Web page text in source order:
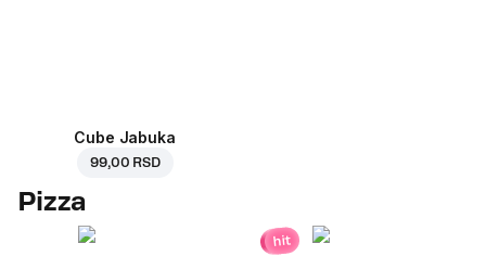
Cube Jabuka
99,00 RSD
Pizza
hit